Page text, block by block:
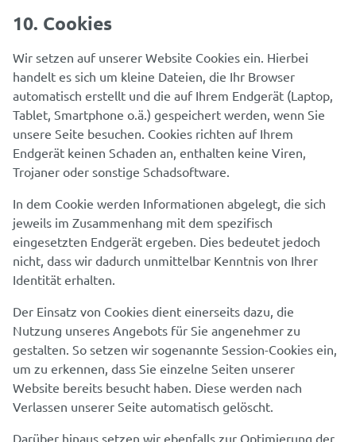
10. Cookies
Wir setzen auf unserer Website Cookies ein. Hierbei
handelt es sich um kleine Dateien, die Ihr Browser
automatisch erstellt und die auf Ihrem Endgerät (Laptop,
Tablet, Smartphone o.ä.) gespeichert werden, wenn Sie
unsere Seite besuchen. Cookies richten auf Ihrem
Endgerät keinen Schaden an, enthalten keine Viren,
Trojaner oder sonstige Schadsoftware.
In dem Cookie werden Informationen abgelegt, die sich
jeweils im Zusammenhang mit dem spezifisch
eingesetzten Endgerät ergeben. Dies bedeutet jedoch
nicht, dass wir dadurch unmittelbar Kenntnis von Ihrer
Identität erhalten.
Der Einsatz von Cookies dient einerseits dazu, die
Nutzung unseres Angebots für Sie angenehmer zu
gestalten. So setzen wir sogenannte Session-Cookies ein,
um zu erkennen, dass Sie einzelne Seiten unserer
Website bereits besucht haben. Diese werden nach
Verlassen unserer Seite automatisch gelöscht.
Darüber hinaus setzen wir ebenfalls zur Optimierung der